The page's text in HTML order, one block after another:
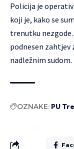
Policija je
koji je, kako se
trenutku
podnesen
nadležnim sudom.
OZNAKE: PU